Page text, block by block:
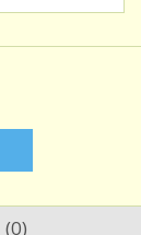
(0)